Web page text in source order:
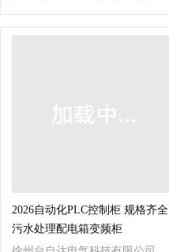
司
2026自动化PLC控制柜 规格齐全
污水处理配电箱变频柜